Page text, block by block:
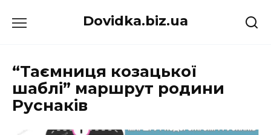
до
Dovidka.biz.ua
“Таємниця козацької
шаблі” маршрут родини
Руснаків